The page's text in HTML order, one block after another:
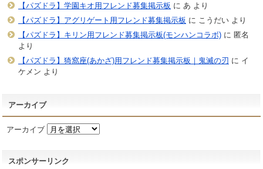
【パズドラ】学園キオ用フレンド募集掲示板 に あ より
【パズドラ】アグリゲート用フレンド募集掲示板 に こうだいより
【パズドラ】キリン用フレンド募集掲示板(モンハンコラボ)に 匿名
より
【パズドラ】猗窩座(あかざ)用フレンド募集掲示板｜鬼滅の刃 に イ
ケメン より
アーカイブ
アーカイブ
スポンサーリンク